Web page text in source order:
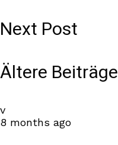
Next Post
Ältere Beiträge
v
8 months ago